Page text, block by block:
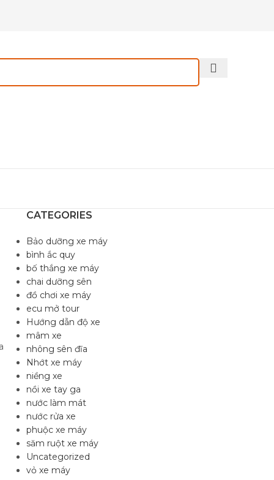
CATEGORIES
Bảo dưỡng xe máy
bình ắc quy
bố thắng xe máy
chai dưỡng sên
đồ chơi xe máy
ecu mở tour
Hướng dẫn độ xe
mâm xe
nhông sên đĩa
Nhớt xe máy
niềng xe
nồi xe tay ga
nước làm mát
nước rửa xe
phuộc xe máy
săm ruột xe máy
Uncategorized
vỏ xe máy